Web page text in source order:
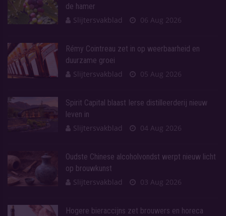
de hamer
Slijtersvakblad
06 Aug 2026
Rémy Cointreau zet in op weerbaarheid en
duurzame groei
Slijtersvakblad
05 Aug 2026
Spirit Capital blaast Ierse distilleerderij nieuw
leven in
Slijtersvakblad
04 Aug 2026
Oudste Chinese alcoholvondst werpt nieuw licht
op brouwkunst
Slijtersvakblad
03 Aug 2026
Hogere bieraccijns zet brouwers en horeca